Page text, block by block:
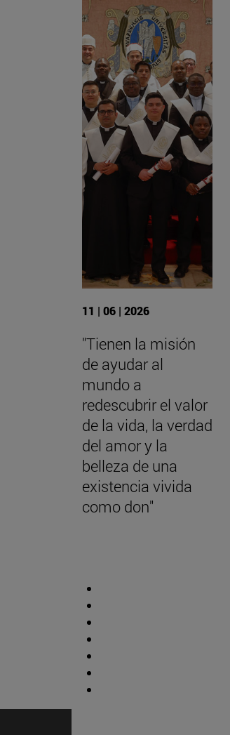
11 | 06 | 2026
"Tienen la misión
de ayudar al
mundo a
redescubrir el valor
de la vida, la verdad
del amor y la
belleza de una
existencia vivida
como don"